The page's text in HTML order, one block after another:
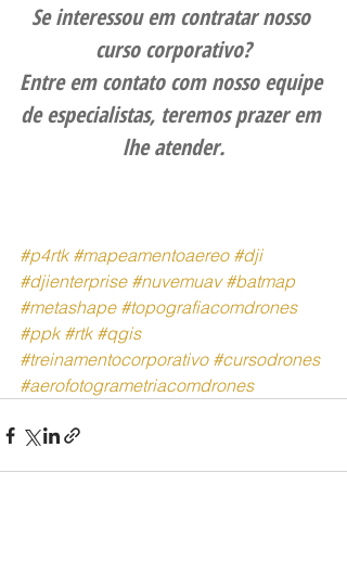
Se interessou em contratar nosso
curso corporativo?
Entre em contato com nosso equipe
de especialistas, teremos prazer em
lhe atender.
#p4rtk #mapeamentoaereo #dji
#djienterprise #nuvemuav #batmap
#metashape #topografiacomdrones
#ppk #rtk #qgis
#treinamentocorporativo #cursodrones
#aerofotogrametriacomdrones